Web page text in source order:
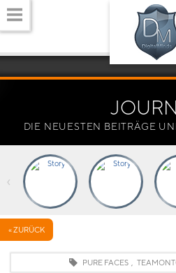
DIE NEUESTEN BEITRÄGE
‹
« ZURÜCK
PURE FACES